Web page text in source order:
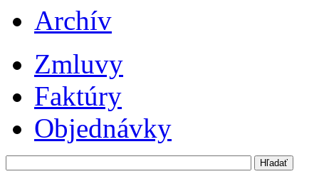
Archív
Zmluvy
Faktúry
Objednávky